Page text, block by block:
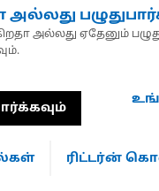
அல்லது
அல்லது ஏதேனும்
ரிட்டர்ன்